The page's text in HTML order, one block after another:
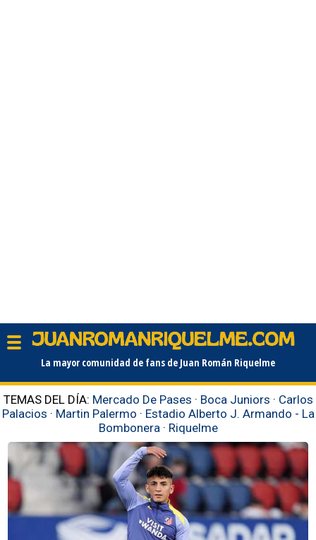
La mayor comunidad de fans de Juan Román Riquelme
TEMAS DEL DÍA: Mercado De Pases · Boca Juniors · Carlos
Palacios · Martin Palermo · Estadio Alberto J. Armando - La
Bombonera · Riquelme